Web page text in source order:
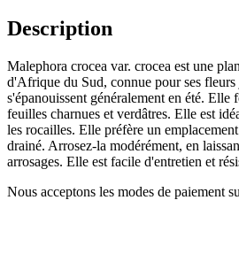
Description
Malephora crocea var. crocea est une
d'Afrique du Sud, connue pour ses fleurs
s'épanouissent généralement en été. Elle
feuilles charnues et verdâtres. Elle est
les rocailles. Elle préfère un
drainé. Arrosez-la modérément, en
arrosages. Elle est facile d'entretien et
Nous acceptons les modes de paiement